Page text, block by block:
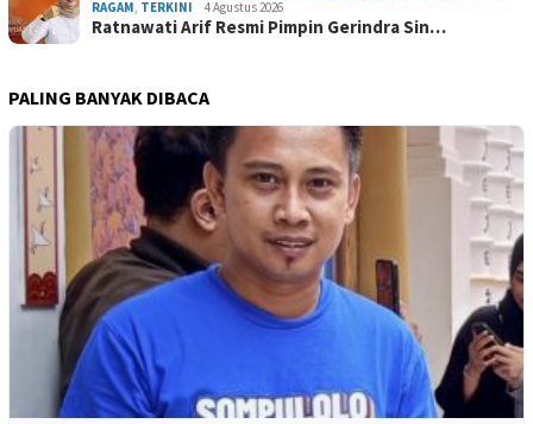
RAGAM, TERKINI 4 Agustus 2026
Ratnawati Arif Resmi Pimpin Gerindra Sin…
PALING BANYAK DIBACA